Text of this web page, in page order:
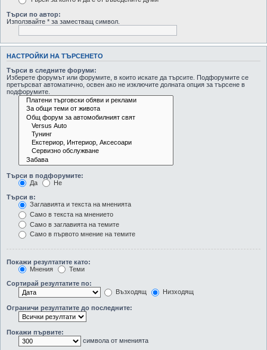
Търси по автор:
Използвайте * за заместващ символ.
НАСТРОЙКИ НА ТЪРСЕНЕТО
Търси в следните форуми:
Изберете форумът или форумите, в които искате да търсите. Подфорумите се
претърсват автоматично, освен ако не изключите долната опция за търсене в
подфорумите.
Търси в подфорумите:
Да
Не
Търси в:
Заглавията и текста на мненията
Само в текста на мнението
Само в заглавията на темите
Само в първото мнение на темите
Покажи резултатите като:
Мнения
Теми
Сортирай резултатите по:
Възходящ
Низходящ
Ограничи резултатите до последните:
Покажи първите:
символа от мненията